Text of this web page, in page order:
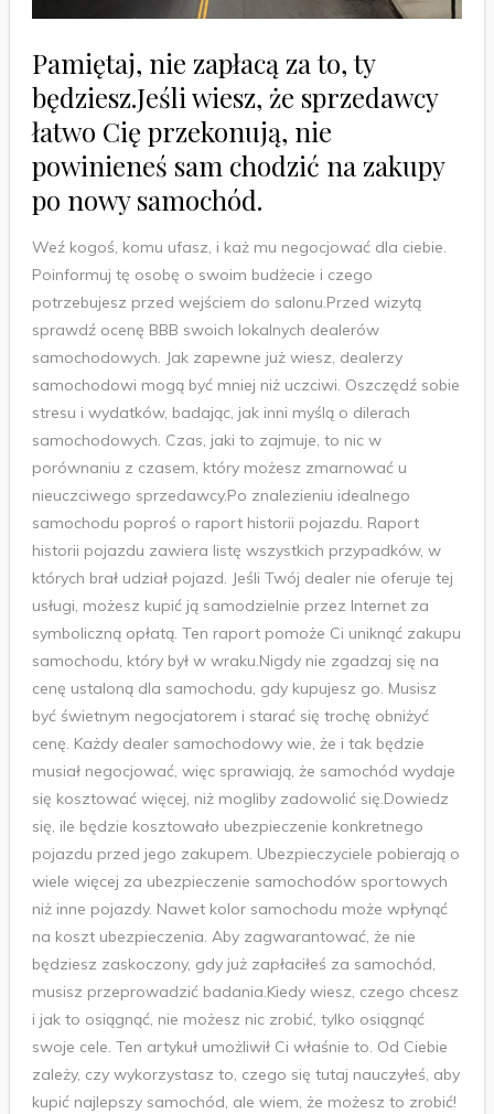
Pamiętaj, nie zapłacą za to, ty
będziesz.Jeśli wiesz, że sprzedawcy
łatwo Cię przekonują, nie
powinieneś sam chodzić na zakupy
po nowy samochód.
Weź kogoś, komu ufasz, i każ mu negocjować dla ciebie.
Poinformuj tę osobę o swoim budżecie i czego
potrzebujesz przed wejściem do salonu.Przed wizytą
sprawdź ocenę BBB swoich lokalnych dealerów
samochodowych. Jak zapewne już wiesz, dealerzy
samochodowi mogą być mniej niż uczciwi. Oszczędź sobie
stresu i wydatków, badając, jak inni myślą o dilerach
samochodowych. Czas, jaki to zajmuje, to nic w
porównaniu z czasem, który możesz zmarnować u
nieuczciwego sprzedawcy.Po znalezieniu idealnego
samochodu poproś o raport historii pojazdu. Raport
historii pojazdu zawiera listę wszystkich przypadków, w
których brał udział pojazd. Jeśli Twój dealer nie oferuje tej
usługi, możesz kupić ją samodzielnie przez Internet za
symboliczną opłatą. Ten raport pomoże Ci uniknąć zakupu
samochodu, który był w wraku.Nigdy nie zgadzaj się na
cenę ustaloną dla samochodu, gdy kupujesz go. Musisz
być świetnym negocjatorem i starać się trochę obniżyć
cenę. Każdy dealer samochodowy wie, że i tak będzie
musiał negocjować, więc sprawiają, że samochód wydaje
się kosztować więcej, niż mogliby zadowolić się.Dowiedz
się, ile będzie kosztowało ubezpieczenie konkretnego
pojazdu przed jego zakupem. Ubezpieczyciele pobierają o
wiele więcej za ubezpieczenie samochodów sportowych
niż inne pojazdy. Nawet kolor samochodu może wpłynąć
na koszt ubezpieczenia. Aby zagwarantować, że nie
będziesz zaskoczony, gdy już zapłaciłeś za samochód,
musisz przeprowadzić badania.Kiedy wiesz, czego chcesz
i jak to osiągnąć, nie możesz nic zrobić, tylko osiągnąć
swoje cele. Ten artykuł umożliwił Ci właśnie to. Od Ciebie
zależy, czy wykorzystasz to, czego się tutaj nauczyłeś, aby
kupić najlepszy samochód, ale wiem, że możesz to zrobić!